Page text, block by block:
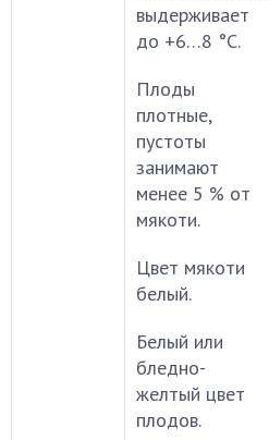
выдерживает
до +6…8 °С.
Плоды
плотные,
пустоты
занимают
менее 5 % от
мякоти.
Цвет мякоти
белый.
Белый или
бледно-
желтый цвет
плодов.